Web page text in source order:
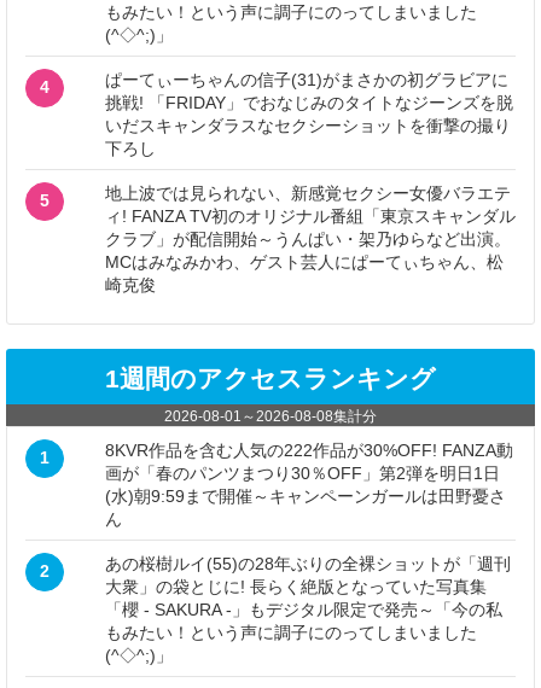
もみたい！という声に調子にのってしまいました
(^◇^;)」
4
ぱーてぃーちゃんの信子(31)がまさかの初グラビアに
挑戦! 「FRIDAY」でおなじみのタイトなジーンズを脱
いだスキャンダラスなセクシーショットを衝撃の撮り
下ろし
5
地上波では見られない、新感覚セクシー女優バラエテ
ィ! FANZA TV初のオリジナル番組「東京スキャンダル
クラブ」が配信開始～うんぱい・架乃ゆらなど出演。
MCはみなみかわ、ゲスト芸人にぱーてぃちゃん、松
崎克俊
1週間のアクセスランキング
2026-08-01 ～ 2026-08-08集計分
1
8KVR作品を含む人気の222作品が30%OFF! FANZA動
画が「春のパンツまつり30％OFF」第2弾を明日1日
(水)朝9:59まで開催～キャンペーンガールは田野憂さ
ん
2
あの桜樹ルイ(55)の28年ぶりの全裸ショットが「週刊
大衆」の袋とじに! 長らく絶版となっていた写真集
「櫻 - SAKURA -」もデジタル限定で発売～「今の私
もみたい！という声に調子にのってしまいました
(^◇^;)」